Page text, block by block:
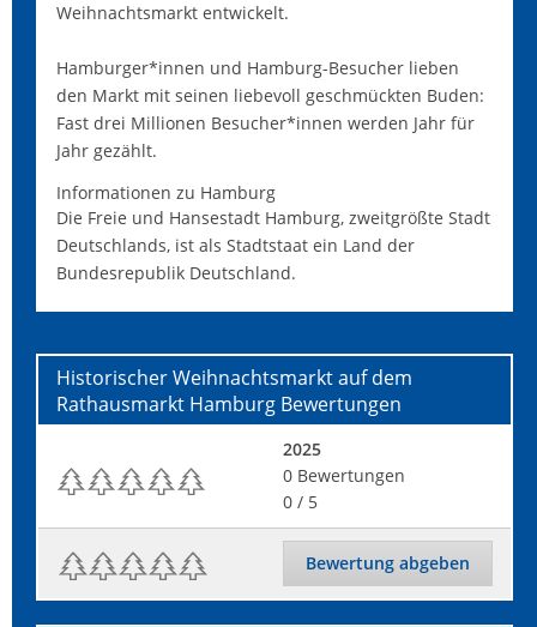
Weihnachtsmarkt entwickelt.
Hamburger*innen und Hamburg-Besucher lieben
den Markt mit seinen liebevoll geschmückten Buden:
Fast drei Millionen Besucher*innen werden Jahr für
Jahr gezählt.
Informationen zu Hamburg
Die Freie und Hansestadt Hamburg, zweitgrößte Stadt
Deutschlands, ist als Stadtstaat ein Land der
Bundesrepublik Deutschland.
Historischer Weihnachtsmarkt auf dem
Rathausmarkt Hamburg Bewertungen
2025
0 Bewertungen
0 / 5
Bewertung abgeben